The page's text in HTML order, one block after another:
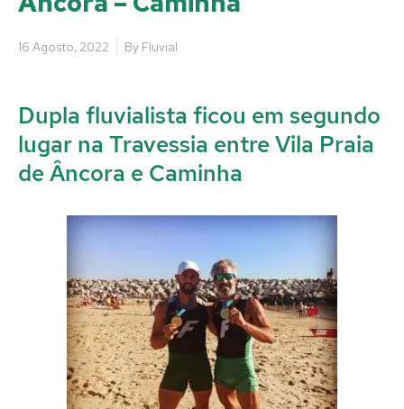
16 Agosto, 2022 By Fluvial
Dupla fluvialista ficou em segundo
lugar na Travessia entre Vila Praia
de Âncora e Caminha